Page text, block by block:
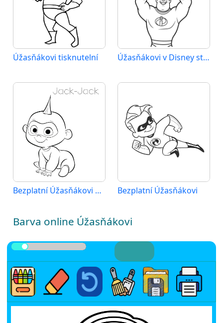
Úžasňákovi tisknutelní Úžasňákovi v Disney stylu
Bezplatní Úžasňákovi pro děti Bezplatní Úžasňákovi
Barva online Úžasňákovi